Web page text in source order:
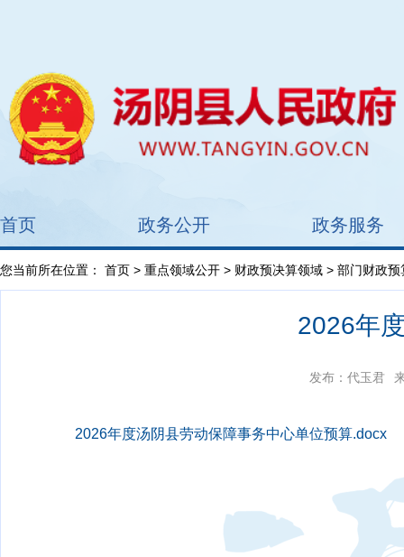
首页 政务公开 政务服务
您当前所在位置： 首页 > 重点领域公开 > 财政预决算领域 > 部门财政预
2026年
发布：代玉君
2026年度汤阴县劳动保障事务中心单位预算.docx